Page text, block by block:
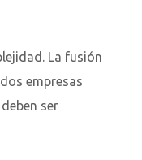
La fusión
empresas
ser